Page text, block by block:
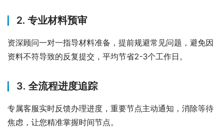
2. 专业材料预审
资深顾问一对一指导材料准备，提前规避常见问题，避免因
资料不符导致的反复提交，平均节省2-3个工作日。
3. 全流程进度追踪
专属客服实时反馈办理进度，重要节点主动通知，消除等待
焦虑，让您精准掌握时间节点。